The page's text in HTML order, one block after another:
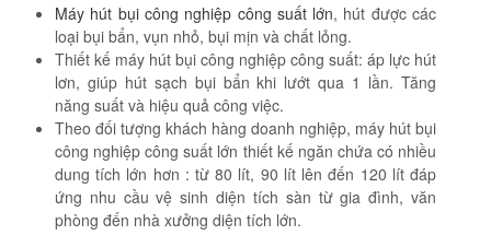
Máy hút bụi công nghiệp công suất lớn, hút được các
loại bụi bẩn, vụn nhỏ, bụi mịn và chất lỏng.
Thiết kế máy hút bụi công nghiệp công suất: áp lực hút
lơn, giúp hút sạch bụi bẩn khi lướt qua 1 lần. Tăng
năng suất và hiệu quả công việc.
Theo đối tượng khách hàng doanh nghiệp, máy hút bụi
công nghiệp công suất lớn thiết kế ngăn chứa có nhiều
dung tích lớn hơn : từ 80 lít, 90 lít lên đến 120 lít đáp
ứng nhu cầu vệ sinh diện tích sàn từ gia đình, văn
phòng đến nhà xưởng diện tích lớn.